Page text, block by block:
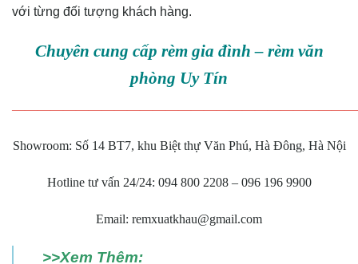
với từng đối tượng khách hàng.
Chuyên cung cấp rèm gia đình – rèm văn
phòng Uy Tín
Showroom: Số 14 BT7, khu Biệt thự Văn Phú, Hà Đông, Hà Nội
Hotline tư vấn 24/24: 094 800 2208 – 096 196 9900
Email: remxuatkhau@gmail.com
>>Xem Thêm: